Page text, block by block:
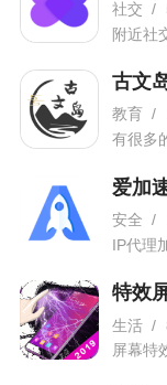
社交 /
附近社
古文
教育 /
有很多
爱加
安全 /
IP代理
特效
生活 /
屏幕特